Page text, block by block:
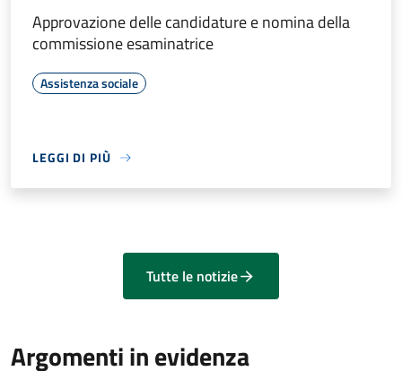
Approvazione delle candidature e nomina della
commissione esaminatrice
Assistenza sociale
LEGGI DI PIÙ
Tutte le notizie
Argomenti in evidenza